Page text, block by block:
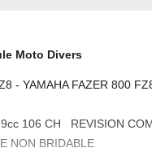
Moto Divers
- YAMAHA FAZER 800
106 CH REVISION
NON BRIDABLE